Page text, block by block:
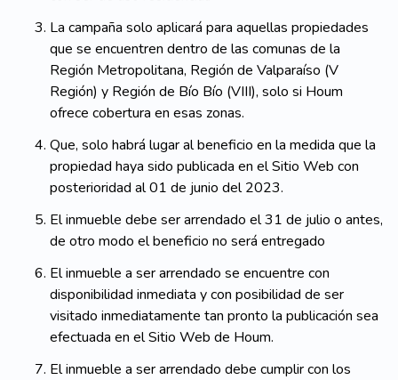
La campaña solo aplicará para aquellas propiedades
que se encuentren dentro de las comunas de la
Región Metropolitana, Región de Valparaíso (V
Región) y Región de Bío Bío (VIII), solo si Houm
ofrece cobertura en esas zonas.
Que, solo habrá lugar al beneficio en la medida que la
propiedad haya sido publicada en el Sitio Web con
posterioridad al 01 de junio del 2023.
El inmueble debe ser arrendado el 31 de julio o antes,
de otro modo el beneficio no será entregado
El inmueble a ser arrendado se encuentre con
disponibilidad inmediata y con posibilidad de ser
visitado inmediatamente tan pronto la publicación sea
efectuada en el Sitio Web de Houm.
El inmueble a ser arrendado debe cumplir con los